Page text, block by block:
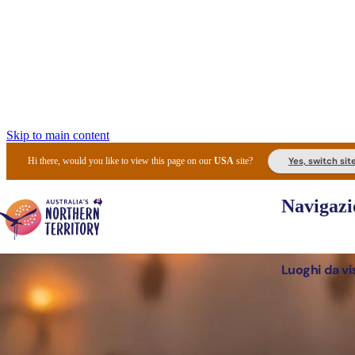
Skip to main content
Hi there, would you like to view this page on ourUSA site? Yes, switch
Luoghi da